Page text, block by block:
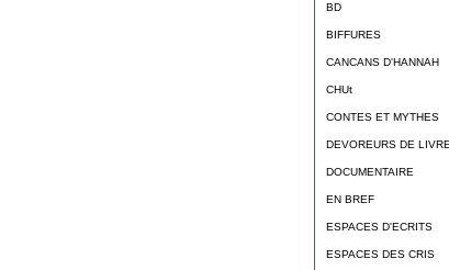
BD
BIFFURES
CANCANS D'HANNAH
CHUt
CONTES ET MYTHES
DEVOREURS DE
DOCUMENTAIRE
EN BREF
ESPACES D'ECRITS
ESPACES DES CRIS